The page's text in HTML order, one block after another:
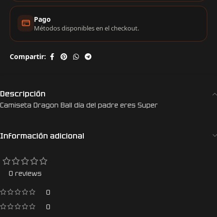
Pago
Métodos disponibles en el checkout.
Compartir:
Descripción
Camiseta Dragon Ball día del padre eres Super
Información adicional
0 reviews
0
0